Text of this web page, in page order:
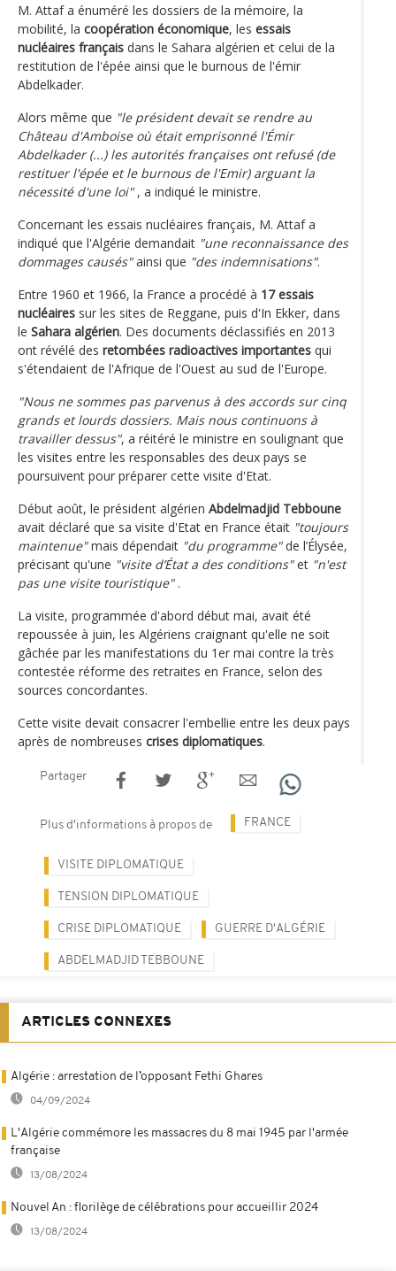
M. Attaf a énuméré les dossiers de la mémoire, la
mobilité, la coopération économique, les essais
nucléaires français dans le Sahara algérien et celui de la
restitution de l'épée ainsi que le burnous de l'émir
Abdelkader.
Alors même que "le président devait se rendre au
Château d'Amboise où était emprisonné l'Émir
Abdelkader (...) les autorités françaises ont refusé (de
restituer l'épée et le burnous de l'Emir) arguant la
nécessité d'une loi", a indiqué le ministre.
Concernant les essais nucléaires français, M. Attaf a
indiqué que l'Algérie demandait "une reconnaissance des
dommages causés"ainsi que "des indemnisations".
Entre 1960 et 1966, la France a procédé à 17 essais
nucléaires sur les sites de Reggane, puis d'In Ekker, dans
le Sahara algérien. Des documents déclassifiés en 2013
ont révélé des retombées radioactives importantes qui
s'étendaient de l'Afrique de l'Ouest au sud de l'Europe.
"Nous ne sommes pas parvenus à des accords sur cinq
grands et lourds dossiers. Mais nous continuons à
travailler dessus", a réitéré le ministre en soulignant que
les visites entre les responsables des deux pays se
poursuivent pour préparer cette visite d'Etat.
Début août, le président algérien Abdelmadjid Tebboune
avait déclaré que sa visite d'Etat en France était "toujours
maintenue"mais dépendait "du programme"de l’Élysée,
précisant qu'une "visite d’État a des conditions"et "n'est
pas une visite touristique".
La visite, programmée d'abord début mai, avait été
repoussée à juin, les Algériens craignant qu'elle ne soit
gâchée par les manifestations du 1er mai contre la très
contestée réforme des retraites en France, selon des
sources concordantes.
Cette visite devait consacrer l'embellie entre les deux pays
après de nombreuses crises diplomatiques.
Partager
Plus d'informations à propos de FRANCE
VISITE DIPLOMATIQUE
TENSION DIPLOMATIQUE
CRISE DIPLOMATIQUE GUERRE D'ALGÉRIE
ABDELMADJID TEBBOUNE
ARTICLES CONNEXES
Algérie : arrestation de l’opposant Fethi Ghares
04/09/2024
L'Algérie commémore les massacres du 8 mai 1945 par l'armée
française
13/08/2024
Nouvel An : florilège de célébrations pour accueillir 2024
13/08/2024